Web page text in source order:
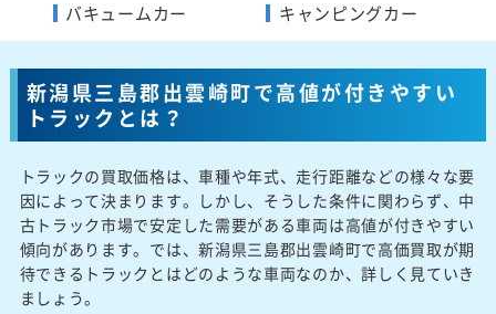
バキュームカー
キャンピングカー
新潟県三島郡出雲崎町で高値が付きやすい
トラックとは？
トラックの買取価格は、車種や年式、走行距離などの様々な要
因によって決まります。しかし、そうした条件に関わらず、中
古トラック市場で安定した需要がある車両は高値が付きやすい
傾向があります。では、新潟県三島郡出雲崎町で高価買取が期
待できるトラックとはどのような車両なのか、詳しく見ていき
ましょう。